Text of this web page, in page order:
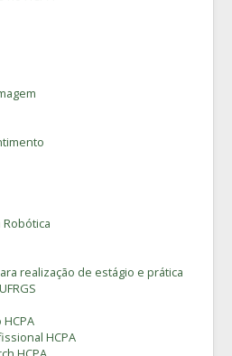
Robótica
realização de estágio e prática
HCPA